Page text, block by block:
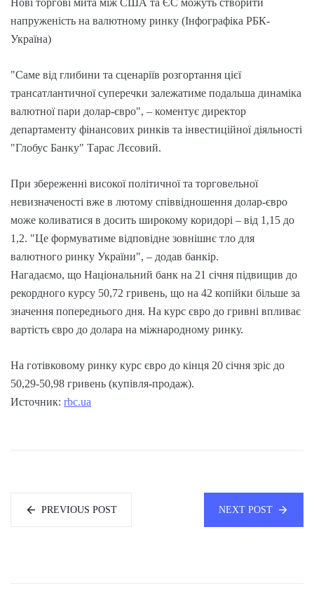
напруженість на валютному ринку (Інфографіка РБК-
Україна)
"Саме від глибини та сценаріїв розгортання цієї
трансатлантичної суперечки залежатиме подальша динаміка
валютної пари долар-євро", – коментує директор
департаменту фінансових ринків та інвестиційної діяльності
"Глобус Банку" Тарас Лєсовий.
При збереженні високої політичної та торговельної
невизначеності вже в лютому співвідношення долар-євро
може коливатися в досить широкому коридорі – від 1,15 до
1,2. "Це формуватиме відповідне зовнішнє тло для
валютного ринку України", – додав банкір.
Нагадаємо, що Національний банк на 21 січня підвищив до
рекордного курсу 50,72 гривень, що на 42 копійки більше за
значення попереднього дня. На курс євро до гривні впливає
вартість євро до долара на міжнародному ринку.
На готівковому ринку курс євро до кінця 20 січня зріс до
50,29-50,98 гривень (купівля-продаж).
Источник: rbc.ua
PREVIOUS POST NEXT POST